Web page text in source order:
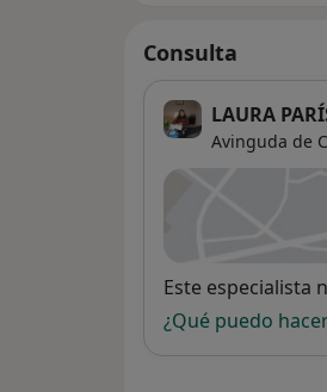
Consulta
LAURA
Avinguda de
Disponibilidad
Este especialista
¿Qué puedo